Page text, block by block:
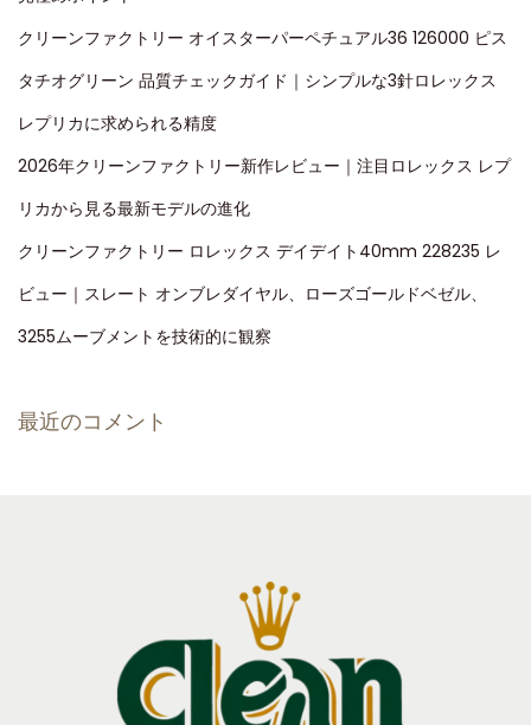
クリーンファクトリー オイスターパーペチュアル36 126000 ピス
タチオグリーン 品質チェックガイド｜シンプルな3針ロレックス
レプリカに求められる精度
2026年クリーンファクトリー新作レビュー｜注目ロレックス レプ
リカから見る最新モデルの進化
クリーンファクトリー ロレックス デイデイト40mm 228235 レ
ビュー｜スレート オンブレダイヤル、ローズゴールドベゼル、
3255ムーブメントを技術的に観察
最近のコメント